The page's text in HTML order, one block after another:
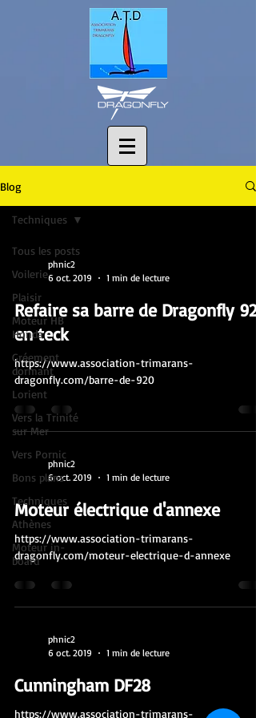
Blog
Tous les posts
Voilerie
Plaisir
Moteur HB
Honda
Gréement
dormant
Lorient
Vers la Trinité
sur Mer
Vers Pornic
Bons plans
Techniques
Athènes
Moteur in-
board
Techniques
phnic2
6 oct. 2019
1 min de lecture
Refaire sa barre de Dragonfly 920
en teck
https://www.association-trimarans-
dragonfly.com/barre-de-920
phnic2
6 oct. 2019
1 min de lecture
Moteur électrique d'annexe
https://www.association-trimarans-
dragonfly.com/moteur-electrique-d-annexe
phnic2
6 oct. 2019
1 min de lecture
Cunningham DF28
https://www.association-trimarans-